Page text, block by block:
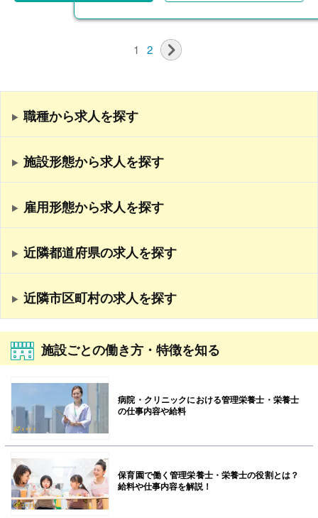
1 2
職種から求人を探す
施設形態から求人を探す
雇用形態から求人を探す
近隣都道府県の求人を探す
近隣市区町村の求人を探す
施設ごとの働き方・特徴を知る
病院・クリニックにおける管理栄養士・栄養士
の仕事内容や給料
保育園で働く管理栄養士・栄養士の役割とは？
給料や仕事内容を解説！